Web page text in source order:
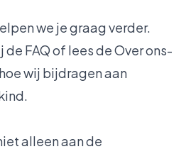
we je graag verder.
de FAQof lees deOver ons-
wij bijdragen aan
alleen aan de